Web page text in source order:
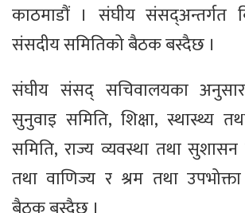
काठमाडौं । संघीय संसद्अन्तर्गत
संसदीय समितिको बैठक बस्दैछ ।
संघीय संसद् सचिवालयका
सुनुवाइ समिति, शिक्षा, स्थास्थ्य
समिति, राज्य व्यवस्था तथा सुशासन
तथा वाणिज्य र श्रम तथा